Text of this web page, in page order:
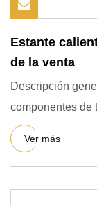
Estante
de la venta
Descripción
componentes de
pr
Ver más